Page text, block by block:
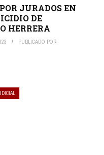
JURADOS EN
DE
HERRERA
PUBLICADO POR